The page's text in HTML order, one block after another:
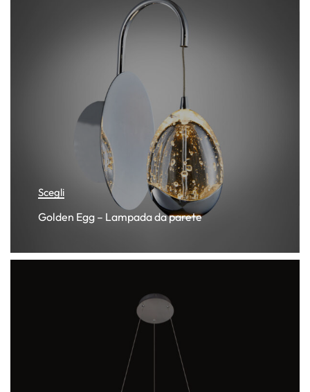
Scegli
Golden Egg – Lampada da parete